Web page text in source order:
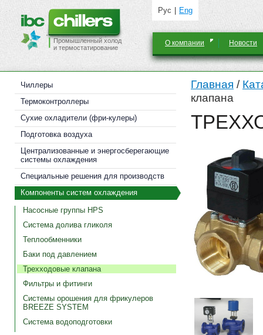
Промышленный холод
и термостатирование
Рус Eng
О компании Новости
Чиллеры
Термоконтроллеры
Cухие охладители (фри-кулеры)
Подготовка воздуха
Централизованные и энергосберегающие
системы охлаждения
Специальные решения для производств
Компоненты систем охлаждения
Насосные группы HPS
Система долива гликоля
Теплообменники
Баки под давлением
Трехходовые клапана
Фильтры и фитинги
Системы орошения для фрикулеров
BREEZE SYSTEM
Система водоподготовки
Главная /
клапана